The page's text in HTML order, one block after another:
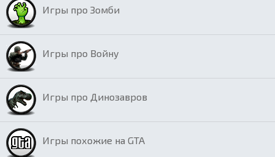
Игры про Зомби
Игры про Войну
Игры про Динозавров
Игры похожие на GTA